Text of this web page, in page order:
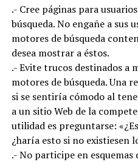
.- Cree páginas para
búsqueda. No engañe a sus
motores de búsqueda
desea mostrar a éstos.
.- Evite trucos destinados a
motores de búsqueda. Una
si se sentiría cómodo al
a un sitio Web de la
utilidad es preguntarse:
¿haría esto si no existiesen
.- No participe en